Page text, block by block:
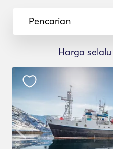
Pencarian
Harga